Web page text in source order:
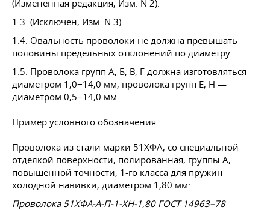
(Измененная редакция, Изм. N 2).
1.3. (Исключен, Изм. N 3).
1.4. Овальность проволоки не должна превышать
половины предельных отклонений по диаметру.
1.5. Проволока групп А, Б, В, Г должна изготовляться
диаметром 1,0−14,0 мм, проволока групп Е, Н —
диаметром 0,5−14,0 мм.
Пример условного обозначения
Проволока из стали марки 51ХФА, со специальной
отделкой поверхности, полированная, группы А,
повышенной точности, 1-го класса для пружин
холодной навивки, диаметром 1,80 мм:
Проволока 51ХФА-А-П-1-ХН-1,80 ГОСТ 14963–78